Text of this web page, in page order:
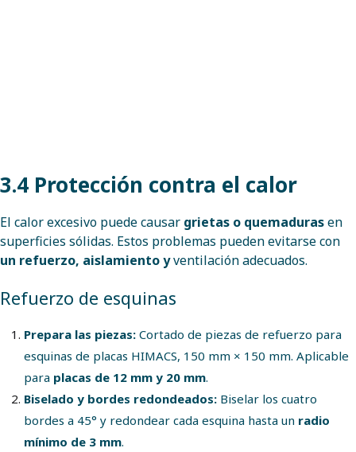
3.4 Protección contra el calor
El calor excesivo puede causar grietas o quemadurasen
superficies sólidas. Estos problemas pueden evitarse con
un refuerzo, aislamiento yventilación adecuados.
Refuerzo de esquinas
Prepara las piezas: Cortado de piezas de refuerzo para
esquinas de placas HIMACS, 150 mm × 150 mm. Aplicable
para placas de 12 mm y 20 mm.
Biselado y bordes redondeados: Biselar los cuatro
bordes a 45° y redondear cada esquina hasta un radio
mínimo de 3 mm.